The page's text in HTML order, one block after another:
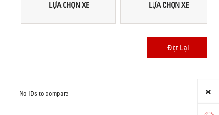
LỰA CHỌN XE LỰA CHỌN XE
Đặt Lại
No IDs to compare